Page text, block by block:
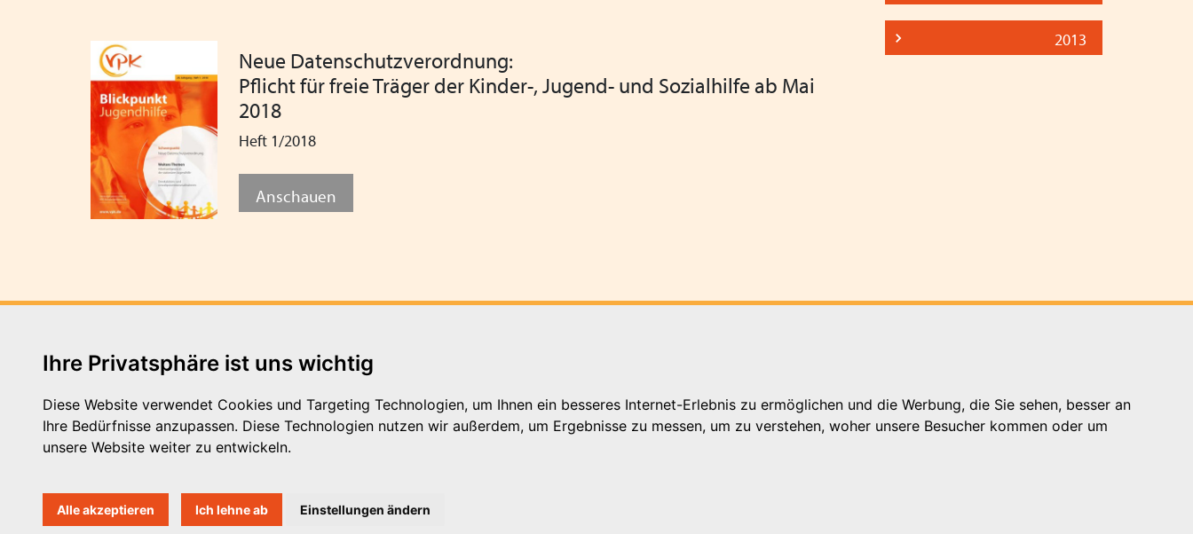
Ihre Privatsphäre ist uns wichtig
Diese Website verwendet Cookies und Targeting Technologien, um Ihnen ein besseres Internet-Erlebnis zu ermöglichen und die Werbung, die Sie sehen, besser an
Ihre Bedürfnisse anzupassen. Diese Technologien nutzen wir außerdem, um Ergebnisse zu messen, um zu verstehen, woher unsere Besucher kommen oder um
unsere Website weiter zu entwickeln.
Alle akzeptieren Ich lehne ab Einstellungen ändern
Neue Datenschutzverordnung:
Pflicht für freie Träger der Kinder-, Jugend- und Sozialhilfe ab Mai
2018
Heft 1/2018
Anschauen
2013
Michaelkirchstr. 17/18 - 10179 Berlin
Telefon: 030 – 58 58 17 16 01
Presse